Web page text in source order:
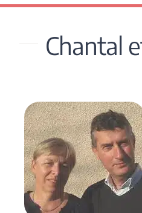
Chantal